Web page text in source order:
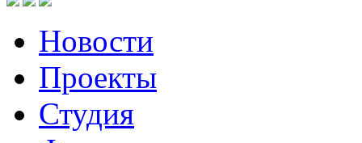
Новости
Проекты
Студия